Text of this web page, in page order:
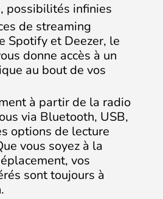
possibilités infinies
de streaming
Spotify et Deezer, le
donne accès à un
au bout de vos
à partir de la radio
via Bluetooth, USB,
options de lecture
vous soyez à la
vos
sont toujours à